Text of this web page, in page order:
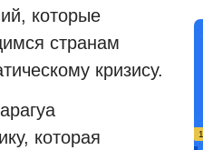
которые
странам
кризису.
которая